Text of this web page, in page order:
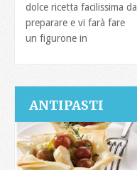
dolce ricetta facilissima da
preparare e vi farà fare
un figurone in
ANTIPASTI